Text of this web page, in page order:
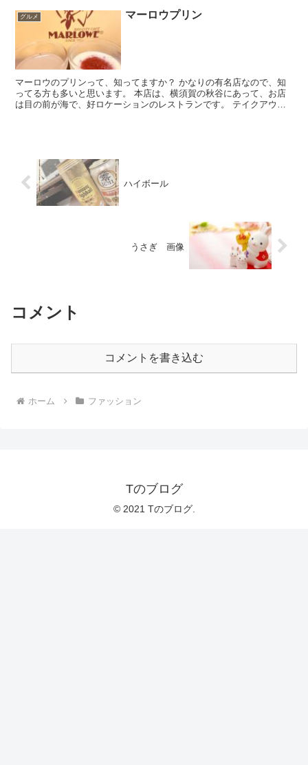
グルメ マーロウプリン
マーロウのプリンって、知ってますか？ かなりの有名店なので、知
ってる方も多いと思います。 本店は、横須賀の秋谷にあって、お店
は目の前が海で、好ロケーションのレストランです。 テイクアウト
ハイボール
うさぎ 画像
コメント
コメントを書き込む
ホーム ファッション
Tのブログ
© 2021 Tのブログ.